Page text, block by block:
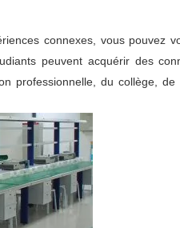
connexes, vous pouvez
peuvent acquérir des
professionnelle, du collège,